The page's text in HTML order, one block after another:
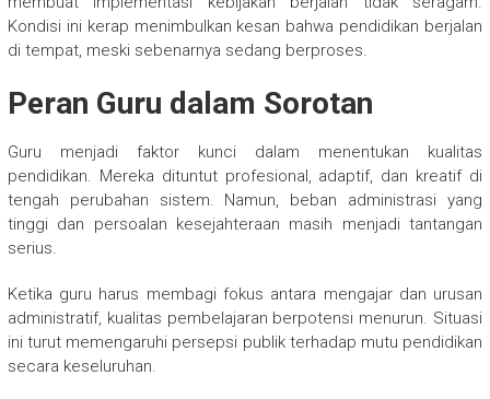
Kondisi ini kerap menimbulkan kesan bahwa pendidikan berjalan
di tempat, meski sebenarnya sedang berproses.
Peran Guru dalam Sorotan
Guru menjadi faktor kunci dalam menentukan kualitas
pendidikan. Mereka dituntut profesional, adaptif, dan kreatif di
tengah perubahan sistem. Namun, beban administrasi yang
tinggi dan persoalan kesejahteraan masih menjadi tantangan
serius.
Ketika guru harus membagi fokus antara mengajar dan urusan
administratif, kualitas pembelajaran berpotensi menurun. Situasi
ini turut memengaruhi persepsi publik terhadap mutu pendidikan
secara keseluruhan.